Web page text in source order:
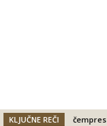
KLJUČNE REČI čempres